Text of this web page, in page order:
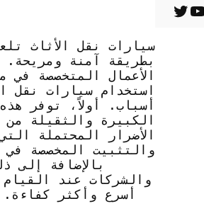
سيارات نقل الأثاث
بطريقة آمنة ومريحة.
الأعمال المتخصصة في
استخدام سيارات نقل
أسباب. أولاً، توفر
الكبيرة والثقيلة
الأضرار المحتملة
والتثبيت المخصصة في
بالإضافة إلى
والشركات عند
أسرع وأكثر
T Y